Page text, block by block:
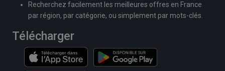
Recherchez facilement les meilleures offres en France
par région, par catégorie, ou simplement par mots-clés.
Télécharger